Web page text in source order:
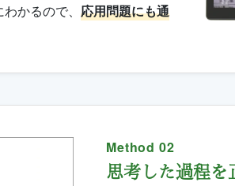
かるので、 応用問題にも通
Method 02
思考した過程を